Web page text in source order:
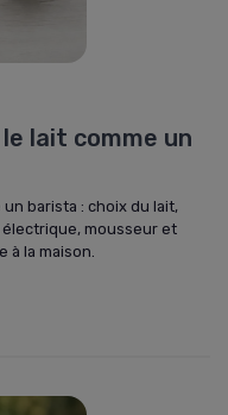
lait comme un
barista : choix du lait,
mousseur et
à la maison.